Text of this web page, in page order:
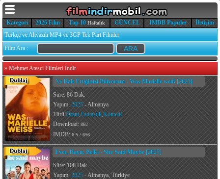
Kategori 2026 Film Top 10 Haftalık GÜNCEL IMDB Popüler
İletişim
Türkçe ve Altyazılı MP4 ve 3GP Tek Part Filmler
Film Ara :
» Mehmet Atesci Filmleri İndir
Ne Halt Ettiğinizi Biliyorum - Was Marielle weiß [2025]
Süre: 86 Dak.
Yapım: 2025 - Almanya
Türü:Dram,Fantastik,Komedi
Download: 862
IMDB: 6.5 / 656
Evet, Hayır, Belki - She Said Maybe [2025]
Süre: 108 Dak.
Yapım: 2025 - Almanya, Türkiye